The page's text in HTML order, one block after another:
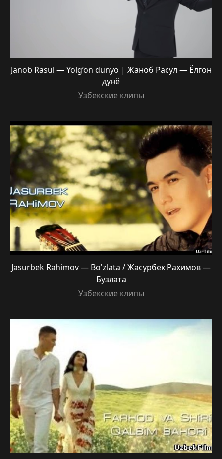
Janob Rasul — Yolg’on dunyo | Жаноб Расул — Ёлгон
дунё
Узбекские клипы
Jasurbek Rahimov — Bo'zlata / Жасурбек Рахимов —
Бузлата
Узбекские клипы